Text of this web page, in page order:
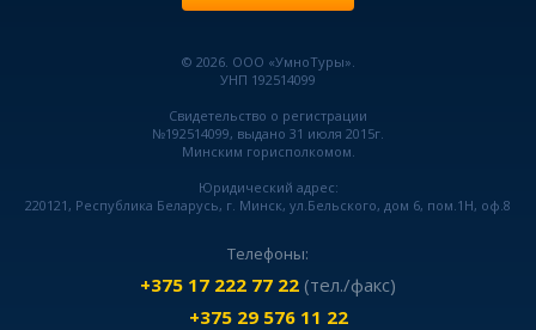
© 2026. ООО «УмноТуры».
УНП 192514099
Свидетельство о регистрации
№192514099, выдано 31 июля 2015г.
Минским горисполкомом.
Юридический адрес:
220121, Республика Беларусь, г. Минск, ул.Бельского, дом 6, пом.1Н, оф.8
Телефоны:
+375 17 222 77 22 (тел./факс)
+375 29 576 11 22